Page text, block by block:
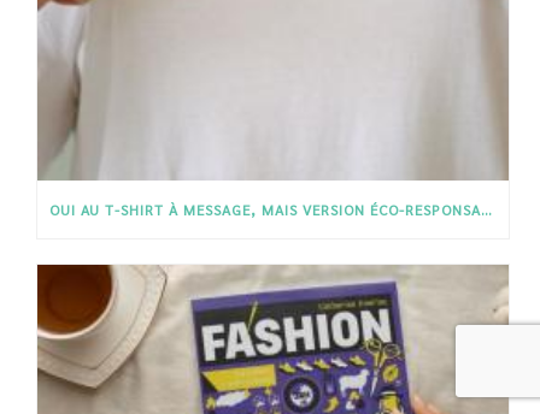
OUI AU T-SHIRT À MESSAGE, MAIS VERSION ÉCO-RESPONSABLE !